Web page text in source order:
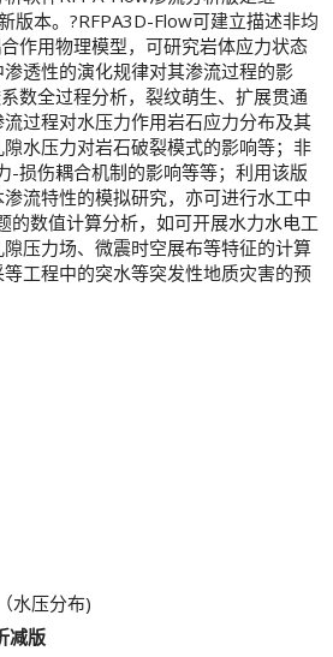
版本。?RFPA3D-Flow可建立描述非均
作用物理模型，可研究岩体应力状态
透性的演化规律对其渗流过程的影
数全过程分析，裂纹萌生、扩展贯通
过程对水压力作用岩石应力分布及其
水压力对岩石破裂模式的影响等；非
-损伤耦合机制的影响等等；利用该版
流特性的模拟研究，亦可进行水工中
的数值计算分析，如可开展水力水电工
压力场、微震时空展布等特征的计算
工程中的突水等突发性地质灾害的预
水压分布)
减版